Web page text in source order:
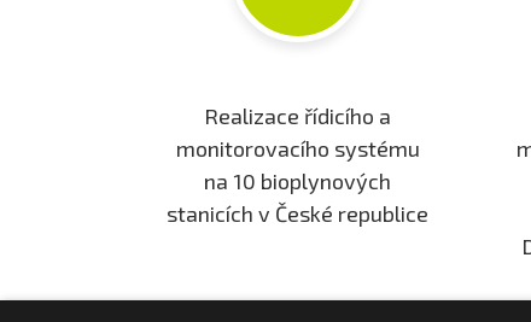
Realizace řídicího a
monitorovacího systému
na 10 bioplynových
stanicích v České republice